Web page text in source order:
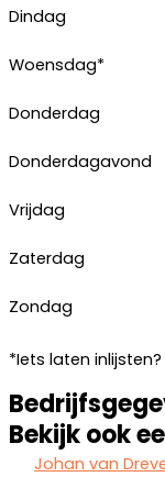
Dindag
Woensdag*
Donderdag
Donderdagavond
Vrijdag
Zaterdag
Zondag
*Iets laten
Bekijk ook
Johan van